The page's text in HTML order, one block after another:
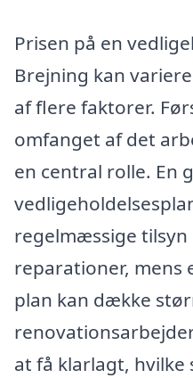
Prisen på en
Brejning kan
af flere faktorer.
omfanget af det
en central rolle. En
regelmæssige
reparationer, mens
plan kan dække
at få klarlagt, hvilke